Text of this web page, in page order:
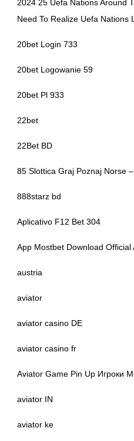
2024 25 Uefa Nations Around
Need To Realize Uefa Nations
20bet Login 733
20bet Logowanie 59
20bet Pl 933
22bet
22Bet BD
85 Slottica Graj Poznaj Norse
888starz bd
Aplicativo F12 Bet 304
App Mostbet Download Official
austria
aviator
aviator casino DE
aviator casino fr
Aviator Game Pin Up Игроки
aviator IN
aviator ke